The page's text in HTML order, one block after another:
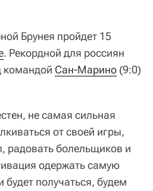
Брунея пройдет 15
. Рекордной для россиян
командой Сан-Марино (9:0)
не самая сильная
от своей игры,
радовать болельщиков и
одержать самую
будет получаться, будем